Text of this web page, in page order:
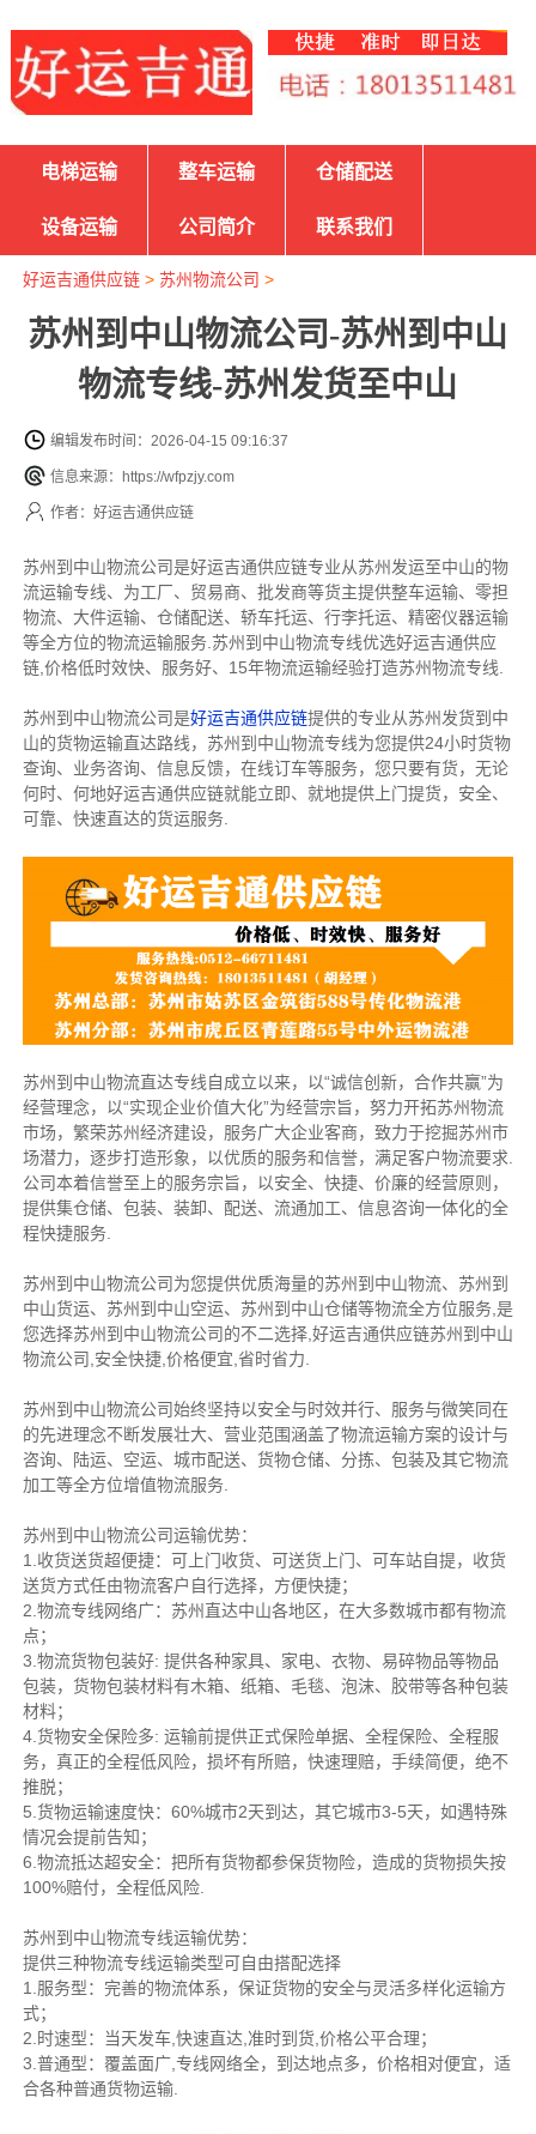
电梯运输 整车运输 仓储配送
设备运输 公司简介 联系我们
好运吉通供应链> 苏州物流公司 >
苏州到中山物流公司-苏州到中山
物流专线-苏州发货至中山
编辑发布时间：2026-04-15 09:16:37
信息来源：https://wfpzjy.com
作者：好运吉通供应链
苏州到中山物流公司是好运吉通供应链专业从苏州发运至中山的物
流运输专线、为工厂、贸易商、批发商等货主提供整车运输、零担
物流、大件运输、仓储配送、轿车托运、行李托运、精密仪器运输
等全方位的物流运输服务.苏州到中山物流专线优选好运吉通供应
链,价格低时效快、服务好、15年物流运输经验打造苏州物流专线.
苏州到中山物流公司是好运吉通供应链提供的专业从苏州发货到中
山的货物运输直达路线，苏州到中山物流专线为您提供24小时货物
查询、业务咨询、信息反馈，在线订车等服务，您只要有货，无论
何时、何地好运吉通供应链就能立即、就地提供上门提货，安全、
可靠、快速直达的货运服务.
苏州到中山物流直达专线自成立以来，以“诚信创新，合作共赢”为
经营理念，以“实现企业价值大化”为经营宗旨，努力开拓苏州物流
市场，繁荣苏州经济建设，服务广大企业客商，致力于挖掘苏州市
场潜力，逐步打造形象，以优质的服务和信誉，满足客户物流要求.
公司本着信誉至上的服务宗旨，以安全、快捷、价廉的经营原则，
提供集仓储、包装、装卸、配送、流通加工、信息咨询一体化的全
程快捷服务.
苏州到中山物流公司为您提供优质海量的苏州到中山物流、苏州到
中山货运、苏州到中山空运、苏州到中山仓储等物流全方位服务,是
您选择苏州到中山物流公司的不二选择,好运吉通供应链苏州到中山
物流公司,安全快捷,价格便宜,省时省力.
苏州到中山物流公司始终坚持以安全与时效并行、服务与微笑同在
的先进理念不断发展壮大、营业范围涵盖了物流运输方案的设计与
咨询、陆运、空运、城市配送、货物仓储、分拣、包装及其它物流
加工等全方位增值物流服务.
苏州到中山物流公司运输优势：
1.收货送货超便捷：可上门收货、可送货上门、可车站自提，收货
送货方式任由物流客户自行选择，方便快捷；
2.物流专线网络广：苏州直达中山各地区，在大多数城市都有物流
点；
3.物流货物包装好: 提供各种家具、家电、衣物、易碎物品等物品
包装，货物包装材料有木箱、纸箱、毛毯、泡沫、胶带等各种包装
材料；
4.货物安全保险多: 运输前提供正式保险单据、全程保险、全程服
务，真正的全程低风险，损坏有所赔，快速理赔，手续简便，绝不
推脱；
5.货物运输速度快：60%城市2天到达，其它城市3-5天，如遇特殊
情况会提前告知；
6.物流抵达超安全：把所有货物都参保货物险，造成的货物损失按
100%赔付，全程低风险.
苏州到中山物流专线运输优势：
提供三种物流专线运输类型可自由搭配选择
1.服务型：完善的物流体系，保证货物的安全与灵活多样化运输方
式；
2.时速型：当天发车,快速直达,准时到货,价格公平合理；
3.普通型：覆盖面广,专线网络全，到达地点多，价格相对便宜，适
合各种普通货物运输.